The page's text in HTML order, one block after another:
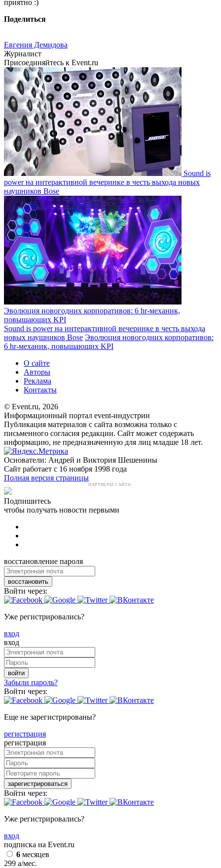
приятно :)
Поделиться
Евгения Демидова
Журналист
Присоединяйтесь к Event.ru
Sound is
power на интерактивной вечеринке в честь выхода новых
наушников Bose
Эволюция новогодних корпоративов: 6 hr-механик,
повышающих KPI
Sound is power на интерактивной вечеринке в честь выхода
новых наушников Bose Эволюция новогодних корпоративов:
6 hr-механик, повышающих KPI
О сайте
Авторы
Реклама
Контакты
© Event.ru, 2026
Информационный портал event-индустрии
Публикация материалов с сайта возможна только с
письменного согласия редакции. Сайт может содержать
информацию, не предназначенную для лиц младше 18 лет.
Основатели: Андрей и Виктория Шешенины
Сайт работает с 16 ноября 1998 года
Полная версия страницы
ПАРТНЕРЫ САЙТА:
Подпишитесь
чтобы получать новости первыми
восстановление пароля
восстановить
Войти через:
Уже регистрировались?
вход
вход
войти
Забыли пароль?
Войти через:
Еще не зарегистрированы?
регистрация
регистрация
зарегистрироваться
Войти через:
Уже регистрировались?
вход
подписка на Event.ru
6 месяцев
299 a/мес.